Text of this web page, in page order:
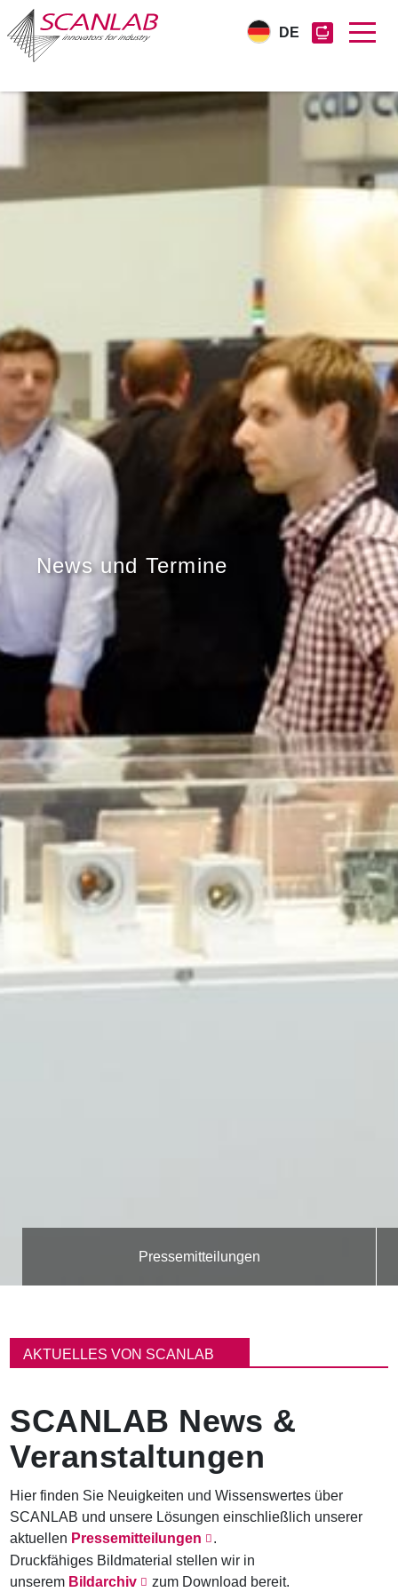
zum
DE
News und Termine
Pressemitteilungen
a
v
i
g
a
t
i
o
n
AKTUELLES VON SCANLAB
SCANLAB News &
Veranstaltungen
Hier finden Sie Neuigkeiten und Wissenswertes über
SCANLAB und unsere Lösungen einschließlich unserer
aktuellen Pressemitteilungen
.
Druckfähiges Bildmaterial stellen wir in
unserem Bildarchiv zum Download bereit.